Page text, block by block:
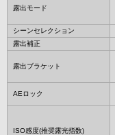
露出モード
シーンセレクション
露出補正
露出ブラケット
AEロック
ISO感度(推奨露光指数)